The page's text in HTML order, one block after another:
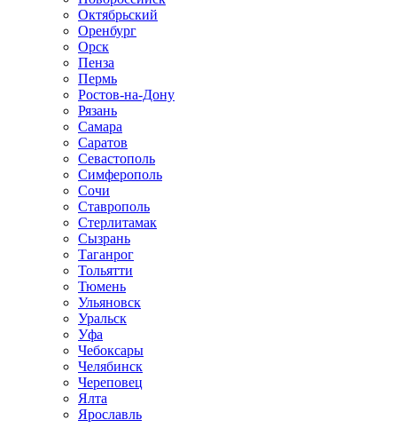
Октябрьский
Оренбург
Орск
Пенза
Пермь
Ростов-на-Дону
Рязань
Самара
Саратов
Севастополь
Симферополь
Сочи
Ставрополь
Стерлитамак
Сызрань
Таганрог
Тольятти
Тюмень
Ульяновск
Уральск
Уфа
Чебоксары
Челябинск
Череповец
Ялта
Ярославль